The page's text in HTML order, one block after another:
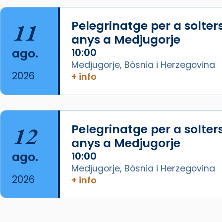
Foto
View on Facebook Share
Arquebisbat de Barcelona
Semproniana ens ajuden a alçar
la mirada»
Mons. Sergi Gordo, bisbe de
Tortosa, ha presidit aquest 27 de
juliol la missa de Les Santes de
Mataró.
11
ago.
2026
Pelegrinatge per a
anys a Medjugorje
10:00
Medjugorje, Bòsnia i Herzegovina
+ info
12
ago.
2026
Pelegrinatge per a
anys a Medjugorje
10:00
Medjugorje, Bòsnia i Herzegovina
+ info